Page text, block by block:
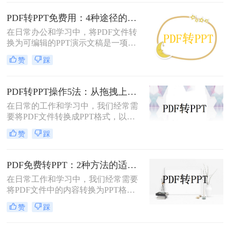
改成PPT呢？以下是五种常用方法的
详细说明，帮助您根据需求高效完成
文档整合。
PDF转PPT免费用：4种途径的转换精度和排版保留能力对比！
在日常办公和学习中，将PDF文件转
换为可编辑的PPT演示文稿是一项高
频需求。无论是需要修改过时的课
件、提取报告中的数据制作新方案，
速且免费地完成格式转换都能极大提
升工作效率。那么如何免费把pdf转成
PPT呢？
赞 踩
PDF转PPT操作5法：从拖拽上传到批量转换的完整步骤！
在日常的工作和学习中，我们经常需
要将PDF文件转换成PPT格式，以便
进行编辑、展示和分享。那么PDF怎
么转换成PPT呢？本文将介绍五种将
赞 踩
PDF免费转PPT：2种方法的适用场景和操作差异！
在日常工作和学习中，我们经常需要
将PDF文件中的内容转换为PPT格
式，以便于演示和分享。那么PDF如
何转化为PPT免费呢？以下是两种免
赞 踩